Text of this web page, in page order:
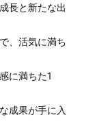
長と新たな出
、活気に満ち
に満ちた1
成果が手に入